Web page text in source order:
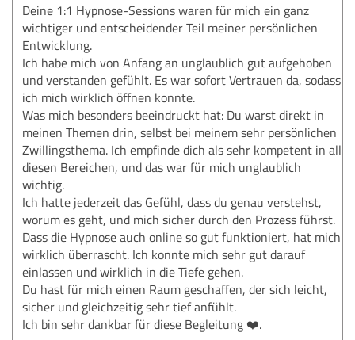
Deine 1:1 Hypnose-Sessions waren für mich ein ganz
wichtiger und entscheidender Teil meiner persönlichen
Entwicklung.
Ich habe mich von Anfang an unglaublich gut aufgehoben
und verstanden gefühlt. Es war sofort Vertrauen da, sodass
ich mich wirklich öffnen konnte.
Was mich besonders beeindruckt hat: Du warst direkt in
meinen Themen drin, selbst bei meinem sehr persönlichen
Zwillingsthema. Ich empfinde dich als sehr kompetent in all
diesen Bereichen, und das war für mich unglaublich
wichtig.
Ich hatte jederzeit das Gefühl, dass du genau verstehst,
worum es geht, und mich sicher durch den Prozess führst.
Dass die Hypnose auch online so gut funktioniert, hat mich
wirklich überrascht. Ich konnte mich sehr gut darauf
einlassen und wirklich in die Tiefe gehen.
Du hast für mich einen Raum geschaffen, der sich leicht,
sicher und gleichzeitig sehr tief anfühlt.
Ich bin sehr dankbar für diese Begleitung ❤️.